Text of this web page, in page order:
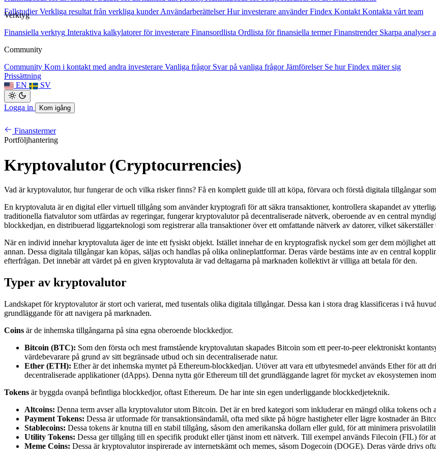
Fallstudier Verkliga resultat från verkliga kunder Användarberättelser Hur investerare använder Findex Kontakt Kontakta vårt team
Verktyg
Finansiella verktyg Interaktiva kalkylatorer för investerare Finansordlista Ordlista för finansiella termer Finanstrender Skarpa analyser
Community
Community Kom i kontakt med andra investerare Vanliga frågor Svar på vanliga frågor Jämförelser Se hur Findex mäter sig
Prissättning
EN
SV
Logga in Kom igång
Finanstermer
Portföljhantering
Kryptovalutor (Cryptocurrencies)
Vad är kryptovalutor, hur fungerar de och vilka risker finns? Få en komplett guide till att köpa, förvara och förstå digitala tillgångar
En kryptovaluta är en digital eller virtuell tillgång som använder kryptografi för att säkra transaktioner, kontrollera skapandet av
traditionella fiatvalutor som utfärdas av regeringar, fungerar kryptovalutor på decentraliserade nätverk, oberoende av en central
blockkedjan, en distribuerad liggarteknologi som registrerar alla transaktioner över ett omfattande nätverk av datorer, vilket
När en individ innehar kryptovaluta äger de inte ett fysiskt objekt. Istället innehar de en kryptografisk nyckel som ger dem möjlighet
annan. Dessa digitala tillgångar kan köpas, säljas och handlas på olika onlineplattformar. Deras värde bestäms inte av en central
efterfrågan. Det innebär att värdet på en given kryptovaluta är vad deltagarna på marknaden kollektivt är villiga att betala för den.
Typer av kryptovalutor
Landskapet för kryptovalutor är stort och varierat, med tusentals olika digitala tillgångar. Dessa kan i stora drag klassificeras i två
grundläggande för att navigera på marknaden.
Coins är de inhemska tillgångarna på sina egna oberoende blockkedjor.
Bitcoin (BTC): Som den första och mest framstående kryptovalutan skapades Bitcoin som ett peer-to-peer elektroniskt
värdebevarare på grund av sitt begränsade utbud och sin decentraliserade natur.
Ether (ETH): Ether är det inhemska myntet på Ethereum-blockkedjan. Utöver att vara ett utbytesmedel används Ether för att
decentraliserade applikationer (dApps). Denna nytta gör Ethereum till det grundläggande lagret för mycket av ekosystemen
Tokens är byggda ovanpå befintliga blockkedjor, oftast Ethereum. De har inte sin egen underliggande blockkedjeteknik.
Altcoins: Denna term avser alla kryptovalutor utom Bitcoin. Det är en bred kategori som inkluderar en mängd olika tokens och
Payment Tokens: Dessa är utformade för transaktionsändamål, ofta med sikte på högre hastigheter eller lägre kostnader än
Stablecoins: Dessa tokens är knutna till en stabil tillgång, såsom den amerikanska dollarn eller guld, för att minimera
Utility Tokens: Dessa ger tillgång till en specifik produkt eller tjänst inom ett nätverk. Till exempel används Filecoin (FIL) för
Meme Coins: Dessa är kryptovalutor inspirerade av internetskämt och memes, såsom Dogecoin (DOGE). Deras värde drivs